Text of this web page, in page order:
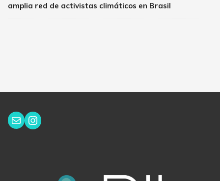
amplia red de activistas climáticos en Brasil
Correo electrónico
Instagram